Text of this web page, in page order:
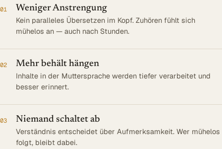
01
Weniger Anstrengung
Kein paralleles Übersetzen im Kopf. Zuhören fühlt sich
mühelos an — auch nach Stunden.
02
Mehr behält hängen
Inhalte in der Muttersprache werden tiefer verarbeitet und
besser erinnert.
03
Niemand schaltet ab
Verständnis entscheidet über Aufmerksamkeit. Wer mühelos
folgt, bleibt dabei.